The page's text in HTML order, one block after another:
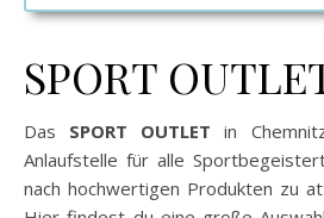
SPORT
Das SPORT OUTLET in
Anlaufstelle für alle
nach hochwertigen Produkten zu